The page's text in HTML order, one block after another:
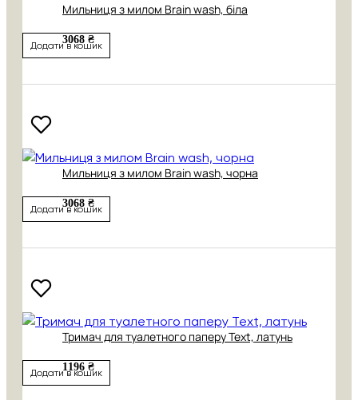
Мильниця з милом Brain wash, біла
3068 ₴
Додати в кошик
Мильниця з милом Brain wash, чорна
3068 ₴
Додати в кошик
Тримач для туалетного паперу Text, латунь
1196 ₴
Додати в кошик